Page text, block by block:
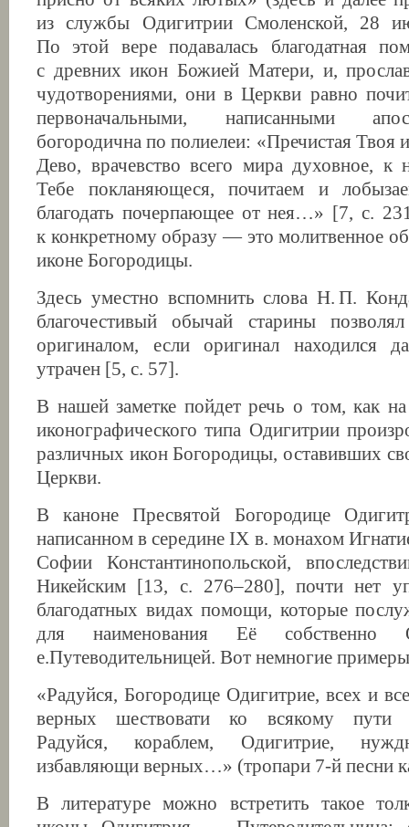
из службы Одигитрии Смоленской, 28
По этой вере подавалась благодатная
с древних икон Божией Матери, и,
чудотворениями, они в Церкви равно
первоначальными, написанными
богородична по полиелеи: «Пречистая Твоя
Дево, врачевство всего мира духовное, к
Тебе покланяющеся, почитаем и
благодать почерпающее от нея…» [7, с.
к конкретному образу — это молитвенное
иконе Богородицы.
Здесь уместно вспомнить слова Н. П.
благочестивый обычай старины
оригиналом, если оригинал находился
утрачен [5, с. 57].
В нашей заметке пойдет речь о том, как на
иконографического типа Одигитрии
различных икон Богородицы, оставивших
Церкви.
В каноне Пресвятой Богородице
написанном в середине IX в. монахом
Софии Константинопольской,
Никейским [13, с. 276–280], почти нет
благодатных видах помощи, которые
для наименования Её собственно
е.Путеводительницей. Вот немногие
«Радуйся, Богородице Одигитрие, всех и
верных шествовати ко всякому пути
Радуйся, кораблем, Одигитрие,
избавляющи верных…» (тропари 7-й песни
В литературе можно встретить такое